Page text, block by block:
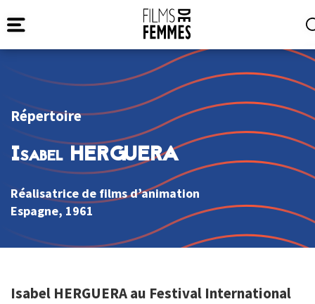
Répertoire
Isabel HERGUERA
Réalisatrice de films d’animation
Espagne, 1961
Isabel HERGUERA au Festival International